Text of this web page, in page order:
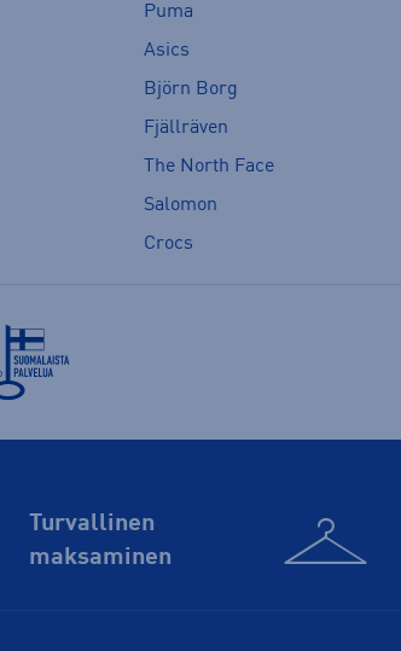
Puma
Asics
Björn Borg
Fjällräven
The North Face
Salomon
Crocs
Turvallinen
maksaminen